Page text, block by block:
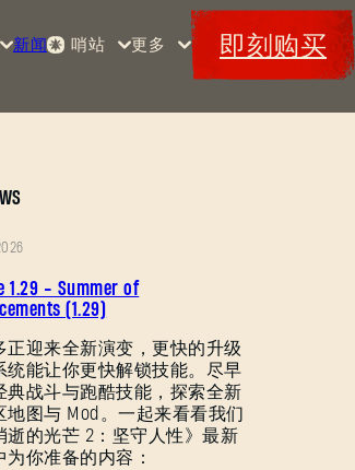
消
光
芒2
的
：
》
新闻 哨站
赏金
更多
活动
特典
即刻购买
1.29 - Summer of
(1.29)
正迎来全新演变，更快的升级
统能让你更快解锁技能。尽早
典战斗与跑酷技能，探索全新
地图与 Mod。一起来看看我们
逝的光芒 2：坚守人性》最新
为你准备的内容：